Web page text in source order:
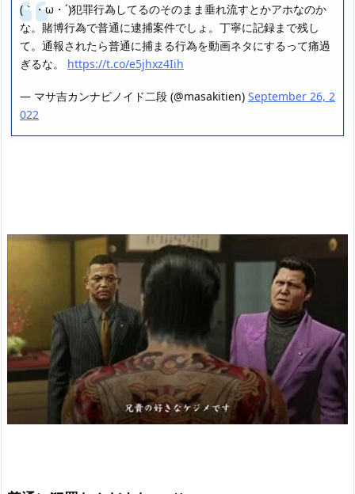
(｀・ω・´)犯罪行為してるのそのまま垂れ流すとかアホなのか
な。賭博行為で普通に逮捕案件でしょ。丁寧に記録まで残し
て。通報されたら普通に捕まる行為を動画ネタにするって痛過
ぎるな。 https://t.co/e5jhxz4Iih
— マサ吉カンナビノイド二段 (@masakitien) September 26, 2
022